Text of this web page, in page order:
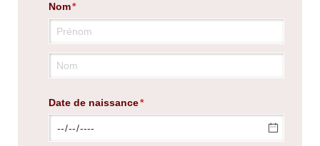
Nom*
(requis)
Date de naissance*
(requis)